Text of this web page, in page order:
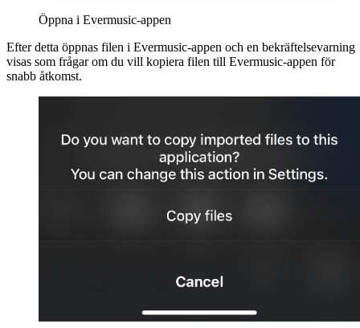
Öppna i Evermusic-appen
Efter detta öppnas filen i Evermusic-appen och en bekräftelsevarning
visas som frågar om du vill kopiera filen till Evermusic-appen för
snabb åtkomst.